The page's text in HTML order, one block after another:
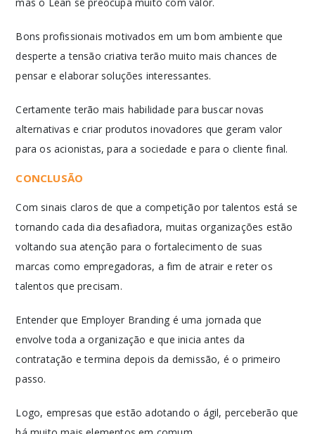
Bons profissionais motivados em um bom ambiente que
desperte a tensão criativa terão muito mais chances de
pensar e elaborar soluções interessantes.
Certamente terão mais habilidade para buscar novas
alternativas e criar produtos inovadores que geram valor
para os acionistas, para a sociedade e para o cliente final.
CONCLUSÃO
Com sinais claros de que a competição por talentos está se
tornando cada dia desafiadora, muitas organizações estão
voltando sua atenção para o fortalecimento de suas
marcas como empregadoras, a fim de atrair e reter os
talentos que precisam.
Entender que Employer Branding é uma jornada que
envolve toda a organização e que inicia antes da
contratação e termina depois da demissão, é o primeiro
passo.
Logo, empresas que estão adotando o ágil, perceberão que